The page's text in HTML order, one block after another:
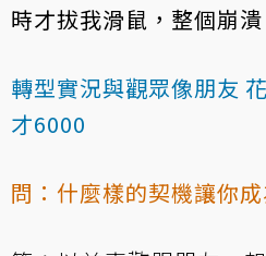
時才拔我滑鼠，整個崩
轉型實況與觀眾像朋友
才6000
問：什麼樣的契機讓你